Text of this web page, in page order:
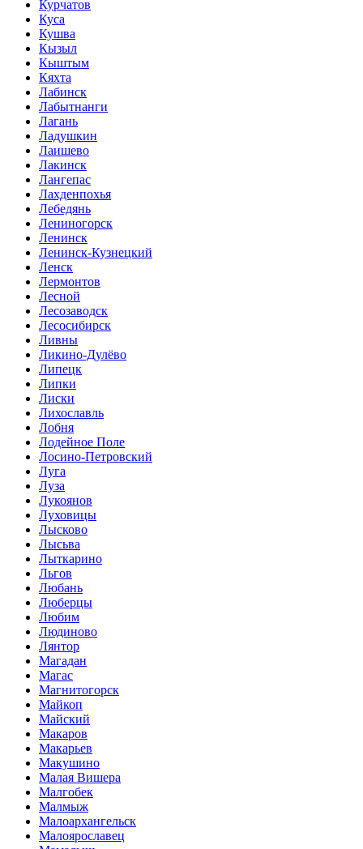
Курчатов
Куса
Кушва
Кызыл
Кыштым
Кяхта
Лабинск
Лабытнанги
Лагань
Ладушкин
Лаишево
Лакинск
Лангепас
Лахденпохья
Лебедянь
Лениногорск
Ленинск
Ленинск-Кузнецкий
Ленск
Лермонтов
Лесной
Лесозаводск
Лесосибирск
Ливны
Ликино-Дулёво
Липецк
Липки
Лиски
Лихославль
Лобня
Лодейное Поле
Лосино-Петровский
Луга
Луза
Лукоянов
Луховицы
Лысково
Лысьва
Лыткарино
Льгов
Любань
Люберцы
Любим
Людиново
Лянтор
Магадан
Магас
Магнитогорск
Майкоп
Майский
Макаров
Макарьев
Макушино
Малая Вишера
Малгобек
Малмыж
Малоархангельск
Малоярославец